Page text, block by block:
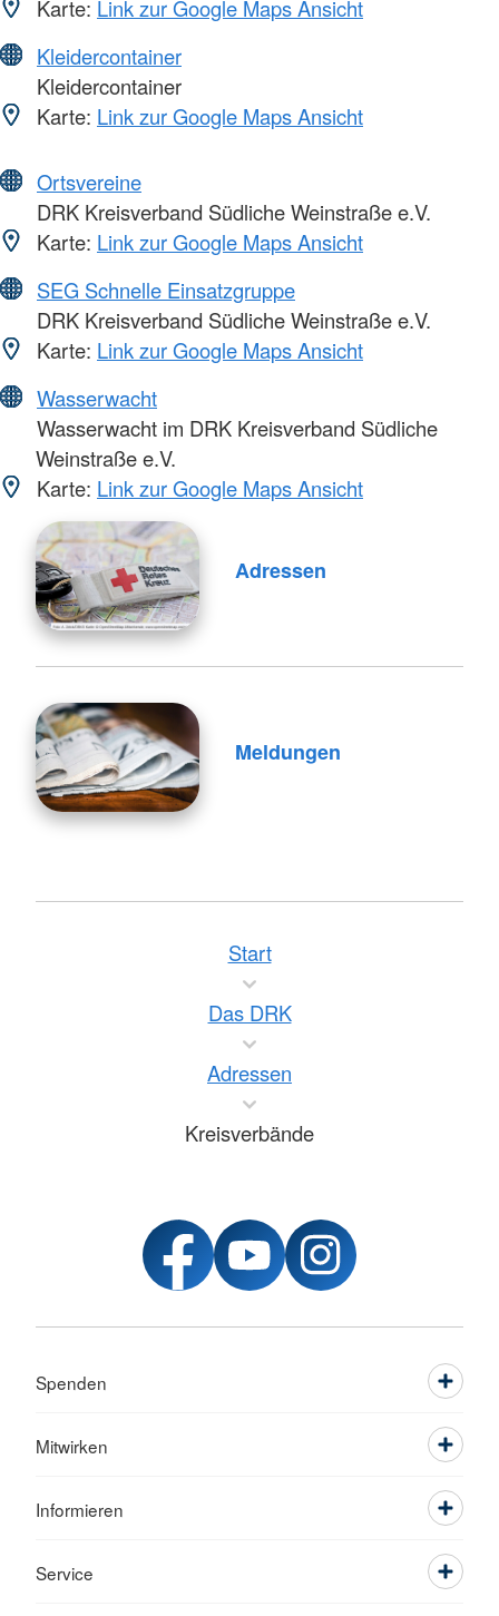
Karte: Link zur Google Maps Ansicht
Kleidercontainer
Kleidercontainer
Karte: Link zur Google Maps Ansicht
Ortsvereine
DRK Kreisverband Südliche Weinstraße e.V.
Karte: Link zur Google Maps Ansicht
SEG Schnelle Einsatzgruppe
DRK Kreisverband Südliche Weinstraße e.V.
Karte: Link zur Google Maps Ansicht
Wasserwacht
Wasserwacht im DRK Kreisverband Südliche
Weinstraße e.V.
Karte: Link zur Google Maps Ansicht
Adressen
Meldungen
Start
Das DRK
Adressen
Kreisverbände
Spenden
Mitwirken
Informieren
Service